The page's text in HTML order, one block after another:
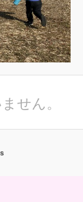
せん。